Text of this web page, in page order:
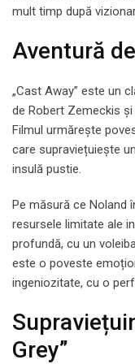
mult timp după
Aventură
„Cast Away” este un
de Robert Zemeckis
Filmul urmărește
care supraviețuiește
insulă pustie.
Pe măsură ce Noland
resursele limitate ale
profundă, cu un
este o poveste
ingeniozitate, cu o
Grey”